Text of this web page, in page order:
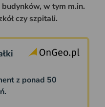
w tym m.in.
czy szpitali.
z ponad 50